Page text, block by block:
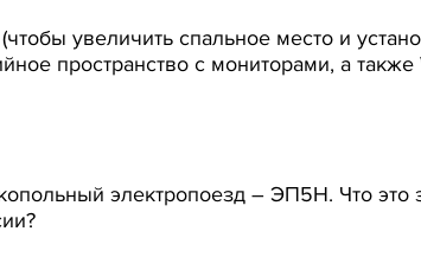
увеличить спальное место и
пространство с мониторами, а
электропоезд – ЭП5Н. Что это